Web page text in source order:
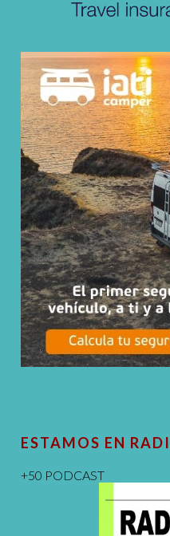
ESTAMOS EN
+50 PODCAST